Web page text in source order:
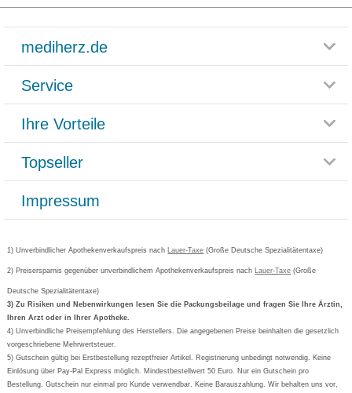
mediherz.de
Glossar
Häufig gestellte Fragen
Datenschutz
AGB
Cookie-Einstellungen
Vertrag widerrufen
Service
Rücksendemöglichkeit
Paketlieferstatus
Versandkosten
Bestellschein ausfüllen
Newsletteranmeldung
Ihre Vorteile
Rezeptlieferung
Bonusprogramm
Gutschein und Rabatte
Kundenbewertung
Topseller
Grippostad
Bepanthen
Formoline
Wick
Eucerin
Basica
Impressum
1) Unverbindlicher Apothekenverkaufspreis nach Lauer-Taxe (Große Deutsche Spezialitätentaxe)
2) Preisersparnis gegenüber unverbindlichem Apothekenverkaufspreis nach Lauer-Taxe (Große
Deutsche Spezialitätentaxe)
3) Zu Risiken und Nebenwirkungen lesen Sie die Packungsbeilage und fragen Sie Ihre Ärztin,
Ihren Arzt oder in Ihrer Apotheke.
4) Unverbindliche Preisempfehlung des Herstellers. Die angegebenen Preise beinhalten die gesetzlich
vorgeschriebene Mehrwertsteuer.
5) Gutschein gültig bei Erstbestellung rezeptfreier Artikel. Registrierung unbedingt notwendig. Keine
Einlösung über Pay-Pal Express möglich. Mindestbestellwert 50 Euro. Nur ein Gutschein pro
Bestellung. Gutschein nur einmal pro Kunde verwendbar. Keine Barauszahlung. Wir behalten uns vor,